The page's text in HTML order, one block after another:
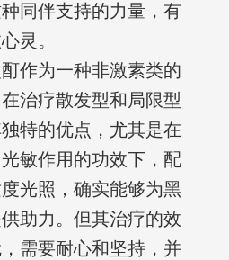
同伴支持的力量，有
灵。
作为一种非激素类的
治疗散发型和局限型
特的优点，尤其是在
敏作用的功效下，配
光照，确实能够为黑
助力。但其治疗的效
需要耐心和坚持，并